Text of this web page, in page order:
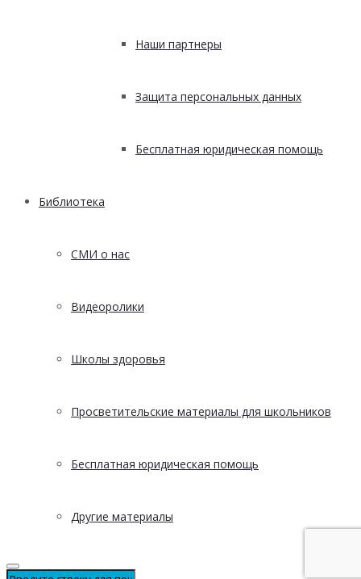
Наши партнеры
Защита персональных данных
Бесплатная юридическая помощь
Библиотека
СМИ о нас
Видеоролики
Школы здоровья
Просветительские материалы для школьников
Бесплатная юридическая помощь
Другие материалы